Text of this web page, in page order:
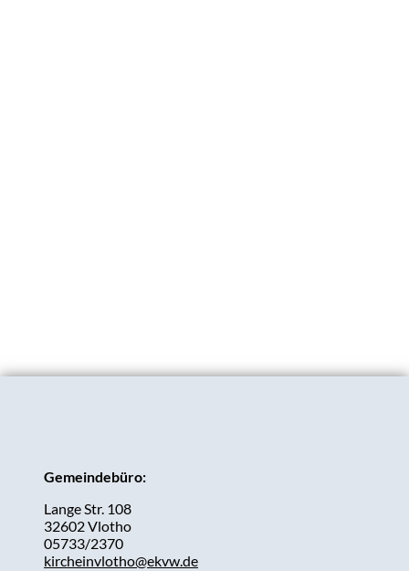
Gemeindebüro:
Lange Str. 108
32602 Vlotho
05733/2370
kircheinvlotho@ekvw.de